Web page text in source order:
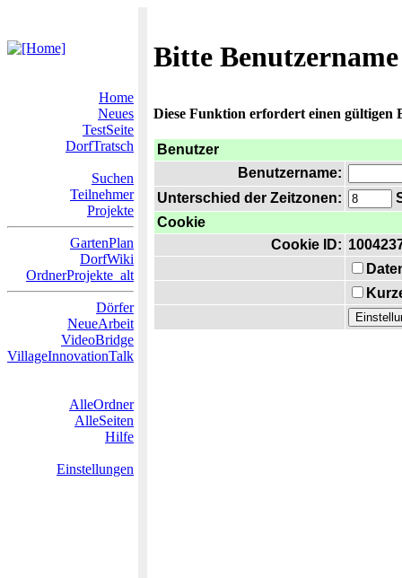
Bitte
Home
Neues
TestSeite
DorfTratsch
Suchen
Teilnehmer
Projekte
GartenPlan
DorfWiki
OrdnerProjekte_alt
Dörfer
NeueArbeit
VideoBridge
VillageInnovationTalk
AlleOrdner
AlleSeiten
Hilfe
Einstellungen
Diese Funktion erfordert einen gültigen
Benutzer
Benutzername:
Unterschied der Zeitzonen:
Cookie
Cookie ID: